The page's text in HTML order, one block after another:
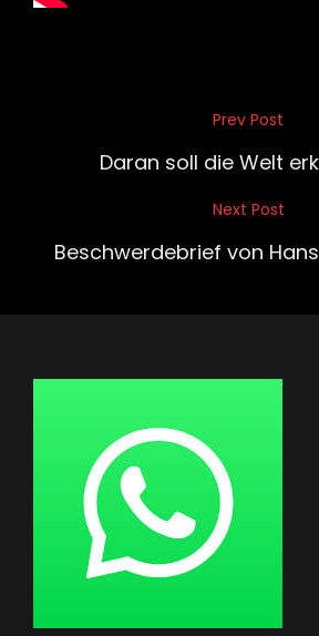
Beitragsnavigation
Prev Post
Daran soll die Welt
Post
Next Post
Beschwerdebrief von